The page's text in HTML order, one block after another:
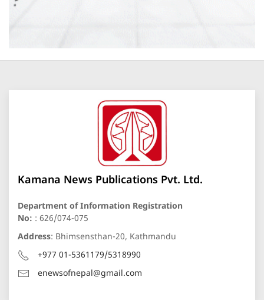
Kamana News Publications Pvt. Ltd.
Department of Information Registration
No: : 626/074-075
Address: Bhimsensthan-20, Kathmandu
+977 01-5361179/5318990
enewsofnepal@gmail.com